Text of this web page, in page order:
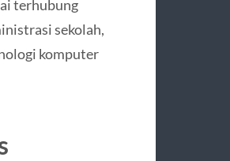
terhubung
sekolah,
komputer